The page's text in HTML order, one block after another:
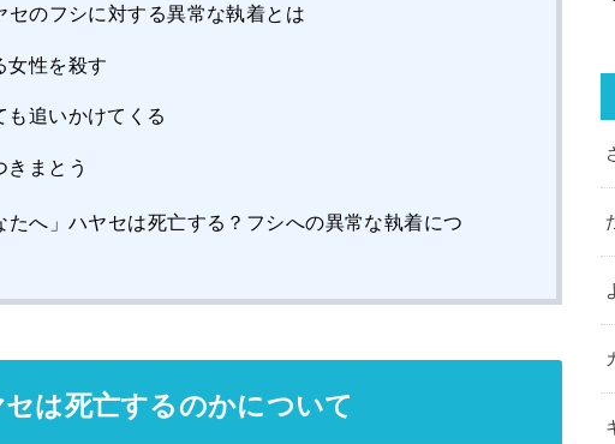
セのフシに対する異常な執着とは
女性を殺す
も追いかけてくる
きまとう
たへ」ハヤセは死亡する？フシへの異常な執着につ
は死亡するのかについて